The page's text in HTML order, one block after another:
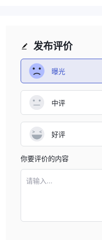
发布评价
曝光
中评
好评
你要评价的内容
请输入...